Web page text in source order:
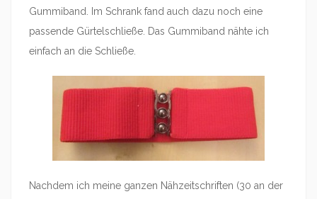
Gummiband. Im Schrank fand auch dazu noch eine
passende Gürtelschließe. Das Gummiband nähte ich
einfach an die Schließe.
Nachdem ich meine ganzen Nähzeitschriften (30 an der